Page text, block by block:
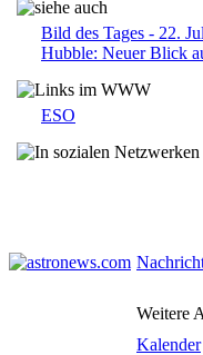
Bild des Tages - 22.
Hubble: Neuer Blick
ESO
Weitere
Kalender